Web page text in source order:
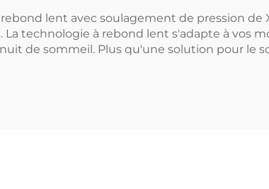
lent avec soulagement de pression de
technologie à rebond lent s'adapte à vos
de sommeil. Plus qu'une solution pour le